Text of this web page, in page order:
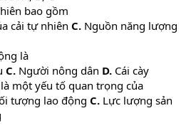
bao gồm
cải tự nhiên C. Nguồn năng lượng
là
C. Người nông dân D. Cái cày
một yếu tố quan trọng của
tượng lao động C. Lực lượng sản